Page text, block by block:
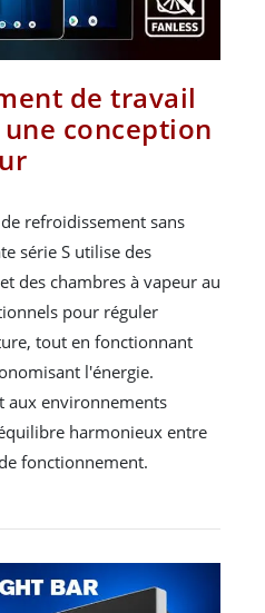
de travail
conception
refroidissement sans
série S utilise des
des chambres à vapeur au
pour réguler
tout en fonctionnant
l'énergie.
aux environnements
harmonieux entre
fonctionnement.